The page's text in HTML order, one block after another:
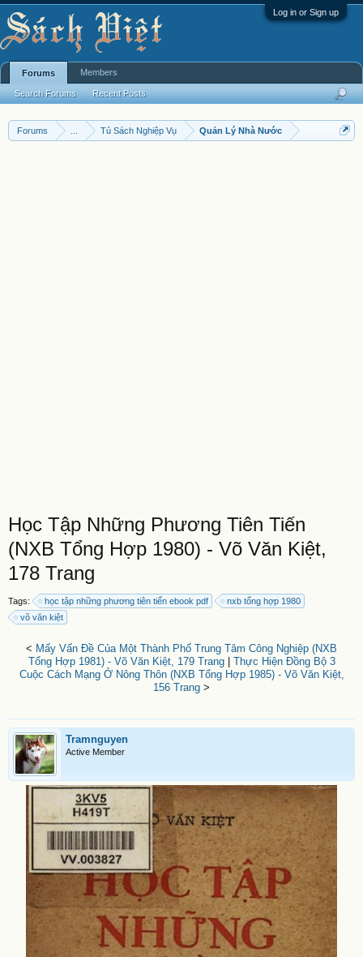
Log in or Sign up
Forums Tủ Sách Nghiệp Vụ Quản Lý Nhà Nước
Học Tập Những Phương Tiên Tiến
(NXB Tổng Hợp 1980) - Võ Văn Kiệt,
178 Trang
Tags: học tập những phương tiên tiến ebook pdf
nxb tổng hợp 1980
võ văn kiệt
< Mấy Vấn Đề Của Một Thành Phố Trung Tâm Công Nghiệp (NXB
Tổng Hợp 1981) - Võ Văn Kiệt, 179 Trang| Thực Hiện Đồng Bộ 3
Cuộc Cách Mạng Ở Nông Thôn (NXB Tổng Hợp 1985) - Võ Văn Kiệt,
156 Trang >
Tramnguyen
Active Member
Forums
Search Forums Recent Posts
Members